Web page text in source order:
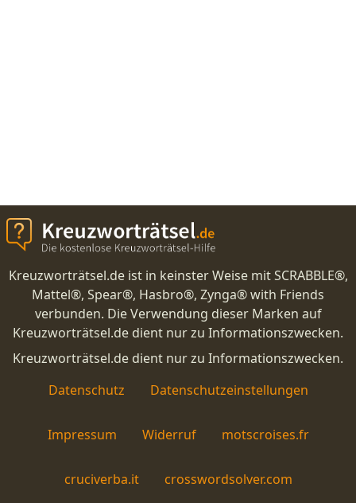
Kreuzworträtsel.de ist in keinster Weise mit SCRABBLE®,
Mattel®, Spear®, Hasbro®, Zynga® with Friends
verbunden. Die Verwendung dieser Marken auf
Kreuzworträtsel.de dient nur zu Informationszwecken.
Kreuzworträtsel.de dient nur zu Informationszwecken.
Datenschutz
Datenschutzeinstellungen
Impressum Widerruf motscroises.fr
cruciverba.it crosswordsolver.com